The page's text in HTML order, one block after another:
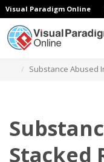
Visual Paradigm Online
Substance Abused
Stacked